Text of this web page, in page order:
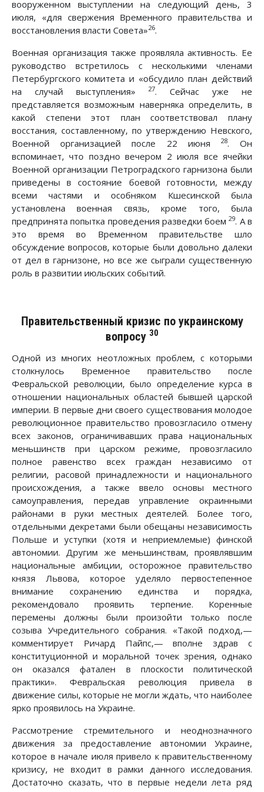
вооруженном выступлении на следующий день, 3
июля, «для свержения Временного правительства и
восстановления власти Совета»26.
Военная организация также проявляла активность. Ее
руководство встретилось с несколькими членами
Петербургского комитета и «обсудило план действий
на случай выступления» 27. Сейчас уже не
представляется возможным наверняка определить, в
какой степени этот план соответствовал плану
восстания, составленному, по утверждению Невского,
Военной организацией после 22 июня 28. Он
вспоминает, что поздно вечером 2 июля все ячейки
Военной организации Петроградского гарнизона были
приведены в состояние боевой готовности, между
всеми частями и особняком Кшесинской была
установлена военная связь, кроме того, была
предпринята попытка проведения разведки боем 29. А в
это время во Временном правительстве шло
обсуждение вопросов, которые были довольно далеки
от дел в гарнизоне, но все же сыграли существенную
роль в развитии июльских событий.
Правительственный кризис по украинскому
вопросу 30
Одной из многих неотложных проблем, с которыми
столкнулось Временное правительство после
Февральской революции, было определение курса в
отношении национальных областей бывшей царской
империи. В первые дни своего существования молодое
революционное правительство провозгласило отмену
всех законов, ограничивавших права национальных
меньшинств при царском режиме, провозгласило
полное равенство всех граждан независимо от
религии, расовой принадлежности и национального
происхождения, а также ввело основы местного
самоуправления, передав управление окраинными
районами в руки местных деятелей. Более того,
отдельными декретами были обещаны независимость
Польше и уступки (хотя и неприемлемые) финской
автономии. Другим же меньшинствам, проявлявшим
национальные амбиции, осторожное правительство
князя Львова, которое уделяло первостепенное
внимание сохранению единства и порядка,
рекомендовало проявить терпение. Коренные
перемены должны были произойти только после
созыва Учредительного собрания. «Такой подход,—
комментирует Ричард Пайпс,— вполне здрав с
конституционной и моральной точек зрения, однако
он оказался фатален в плоскости политической
практики». Февральская революция привела в
движение силы, которые не могли ждать, что наиболее
ярко проявилось на Украине.
Рассмотрение стремительного и неоднозначного
движения за предоставление автономии Украине,
которое в начале июля привело к правительственному
кризису, не входит в рамки данного исследования.
Достаточно сказать, что в первые недели лета ряд